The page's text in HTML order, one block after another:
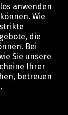
anwenden
Wie
die
Bei
Sie unsere
Ihrer
betreuen